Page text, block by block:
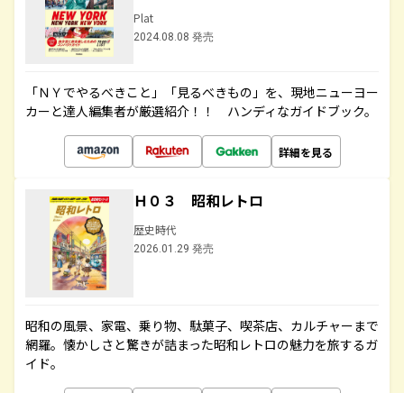
Plat
2024.08.08 発売
「ＮＹでやるべきこと」「見るべきもの」を、現地ニューヨー
カーと達人編集者が厳選紹介！！ ハンディなガイドブック。
詳細を見る
Ｈ０３ 昭和レトロ
歴史時代
2026.01.29 発売
昭和の風景、家電、乗り物、駄菓子、喫茶店、カルチャーまで
網羅。懐かしさと驚きが詰まった昭和レトロの魅力を旅するガ
イド。